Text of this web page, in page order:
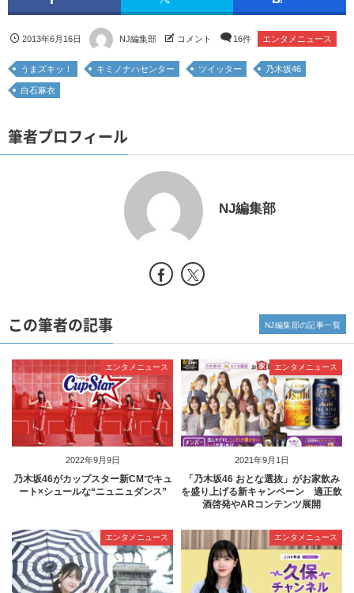
2013年6月16日 NJ編集部 コメント 16件 エンタメニュース
うまズキッ！ キミノナハセンター ツイッター 乃木坂46
白石麻衣
筆者プロフィール
NJ編集部
この筆者の記事
2022年9月9日
エンタメニュース
乃木坂46がカップスター新CMでキュ
ート×シュールな“ニュニュダンス”
2021年9月1日
エンタメニュース
「乃木坂46 おとな選抜」がお家飲み
を盛り上げる新キャンペーン 適正飲
酒啓発やARコンテンツ展開
エンタメニュース エンタメニュース
NJ編集部の記事一覧